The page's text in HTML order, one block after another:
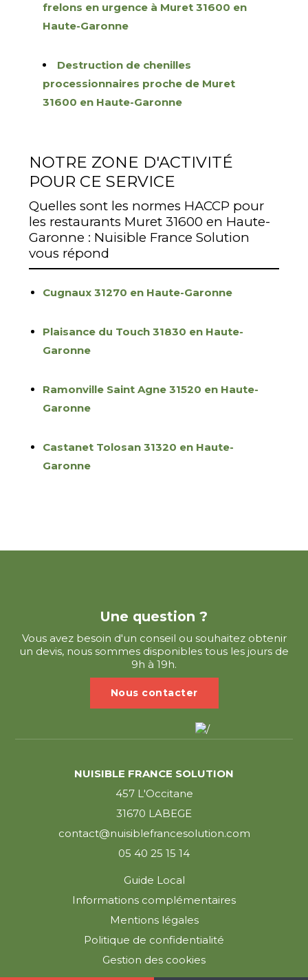
frelons en urgence à Muret 31600 en
Haute-Garonne
Destruction de chenilles
processionnaires proche de Muret
31600 en Haute-Garonne
NOTRE ZONE D'ACTIVITÉ
POUR CE SERVICE
Quelles sont les normes HACCP pour
les restaurants Muret 31600 en Haute-
Garonne : Nuisible France Solution
vous répond
Cugnaux 31270 en Haute-Garonne
Plaisance du Touch 31830 en Haute-
Garonne
Ramonville Saint Agne 31520 en Haute-
Garonne
Castanet Tolosan 31320 en Haute-
Garonne
Une question ?
Vous avez besoin d'un conseil ou souhaitez obtenir
un devis, nous sommes disponibles tous les jours de
9h à 19h.
Nous contacter
NUISIBLE FRANCE SOLUTION
457 L'Occitane
31670 LABEGE
contact@nuisiblefrancesolution.com
05 40 25 15 14
Guide Local
Informations complémentaires
Mentions légales
Politique de confidentialité
Gestion des cookies